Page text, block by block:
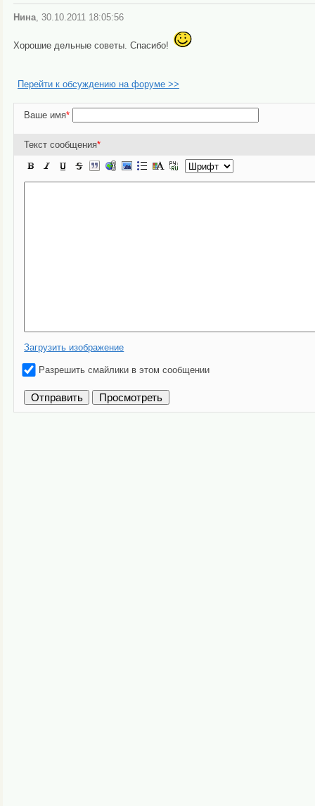
Нина, 30.10.2011 18:05:56
Хорошие дельные советы. Спасибо!
Перейти к обсуждению на форуме >>
Ваше имя*
Текст сообщения*
Загрузить изображение
Разрешить смайлики в этом сообщении